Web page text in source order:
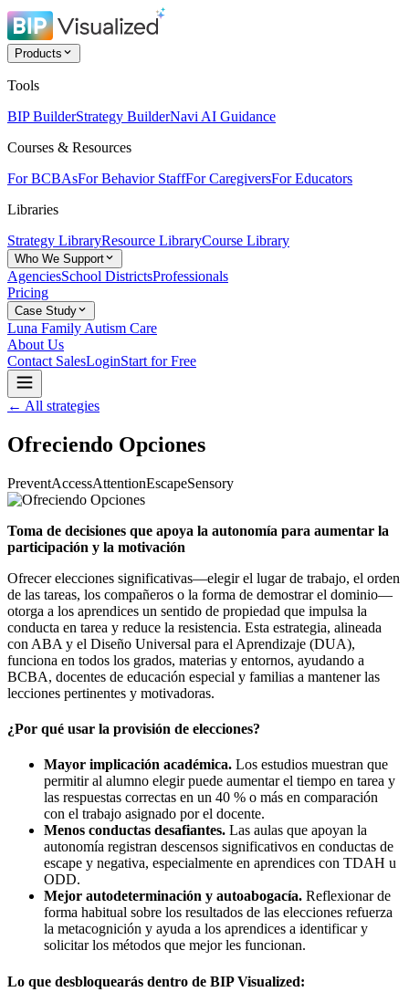
Products
Tools
BIP BuilderStrategy BuilderNavi AI Guidance
Courses & Resources
For BCBAsFor Behavior StaffFor CaregiversFor Educators
Libraries
Strategy LibraryResource LibraryCourse Library
Who We Support
AgenciesSchool DistrictsProfessionals
Pricing
Case Study
Luna Family Autism Care
About Us
Contact SalesLoginStart for Free
← All strategies
Ofreciendo Opciones
PreventAccessAttentionEscapeSensory
Toma de decisiones que apoya la autonomía para aumentar la
participación y la motivación
Ofrecer elecciones significativas—elegir el lugar de trabajo, el orden
de las tareas, los compañeros o la forma de demostrar el dominio—
otorga a los aprendices un sentido de propiedad que impulsa la
conducta en tarea y reduce la resistencia. Esta estrategia, alineada
con ABA y el Diseño Universal para el Aprendizaje (DUA),
funciona en todos los grados, materias y entornos, ayudando a
BCBA, docentes de educación especial y familias a mantener las
lecciones pertinentes y motivadoras.
¿Por qué usar la provisión de elecciones?
Mayor implicación académica. Los estudios muestran que
permitir al alumno elegir puede aumentar el tiempo en tarea y
las respuestas correctas en un 40 % o más en comparación
con el trabajo asignado por el docente.
Menos conductas desafiantes. Las aulas que apoyan la
autonomía registran descensos significativos en conductas de
escape y negativa, especialmente en aprendices con TDAH u
ODD.
Mejor autodeterminación y autoabogacía. Reflexionar de
forma habitual sobre los resultados de las elecciones refuerza
la metacognición y ayuda a los aprendices a identificar y
solicitar los métodos que mejor les funcionan.
Lo que desbloquearás dentro de BIP Visualized: